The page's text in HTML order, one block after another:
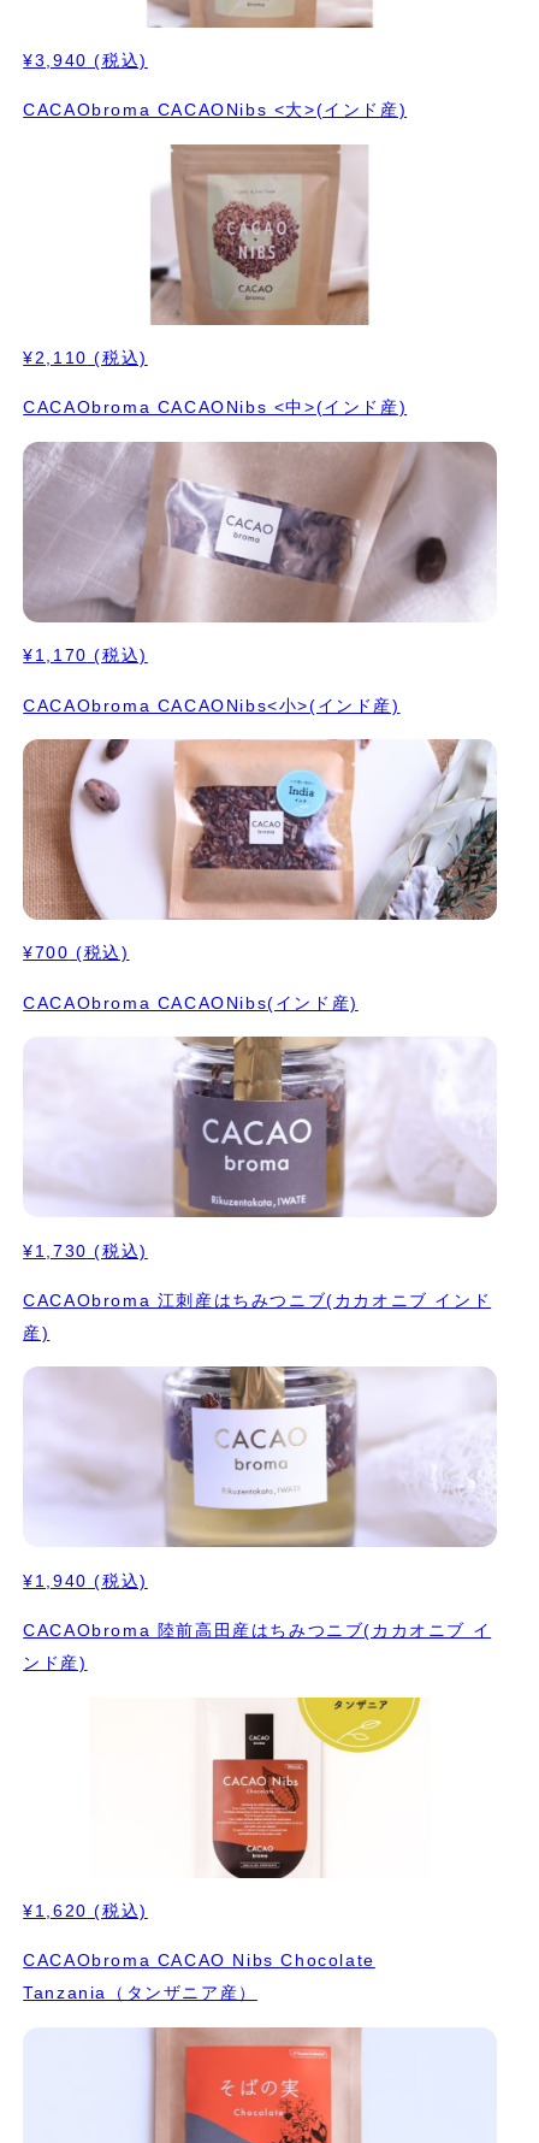
¥3,940 (税込)
CACAObroma CACAONibs <大>(インド産)
¥2,110 (税込)
CACAObroma CACAONibs <中>(インド産)
¥1,170 (税込)
CACAObroma CACAONibs<小>(インド産)
¥700 (税込)
CACAObroma CACAONibs(インド産)
¥1,730 (税込)
CACAObroma 江刺産はちみつニブ(カカオニブ インド
産)
¥1,940 (税込)
CACAObroma 陸前高田産はちみつニブ(カカオニブ イ
ンド産)
¥1,620 (税込)
CACAObroma CACAO Nibs Chocolate
Tanzania（タンザニア産）